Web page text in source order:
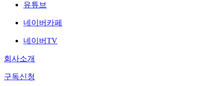
유튜브
네이버카페
네이버TV
회사소개
구독신청